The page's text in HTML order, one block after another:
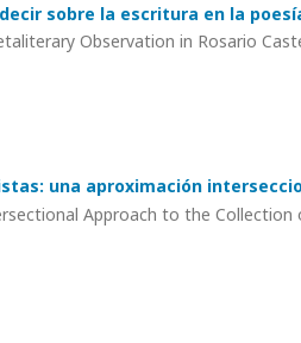
sobre la escritura en la
Observation in Rosario
una aproximación
Approach to the Collection